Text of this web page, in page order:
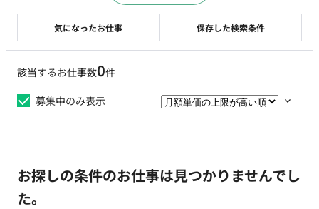
該当するお仕事数0件
募集中のみ表示
お探しの条件のお仕事は見つかりませんでし
た。
気になったお仕事 保存した検索条件